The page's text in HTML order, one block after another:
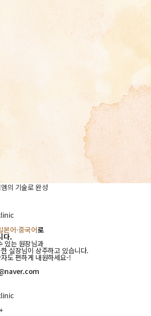
의 기술로 완성
본어·중국어로
다.
있는 원장님과
실장님이 상주하고 있습니다.
도 편하게 내원하세요-!